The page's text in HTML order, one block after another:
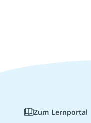
Zum Lernportal